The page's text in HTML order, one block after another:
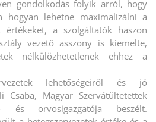
gondolkodás folyik arról, hogy
hogyan lehetne maximalizálni a
értékeket, a szolgáltatók haszon
vezető asszony is kiemelte,
nélkülözhetetlenek ehhez a
lehetőségeiről és jó
Csaba, Magyar Szervátültetettek
és orvosigazgatója beszélt.